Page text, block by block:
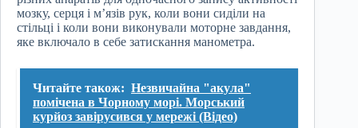
мозку, серця і м’язів рук, коли вони сиділи на
стільці і коли вони виконували моторне завдання,
яке включало в себе затискання манометра.
Читайте також: Незвичайна "акула"
помічена в Чорному морі. Морський
курйоз завірусився у мережі (Відео)